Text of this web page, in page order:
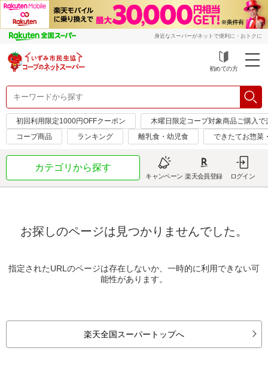
身近なスーパーがネットで便利に・おトクに
初めての方
初回利用限定1000円OFFクーポン
木曜日限定コープ対象商品ご購入
コープ商品
ランキング 離乳食・幼児食 できたてお惣菜
カテゴリから探す
キャンペーン 楽天会員登録 ログイン
お探しのページは見つかりませんでした。
指定されたURLのページは存在しないか、一時的に利用できない可
能性があります。
楽天全国スーパートップへ